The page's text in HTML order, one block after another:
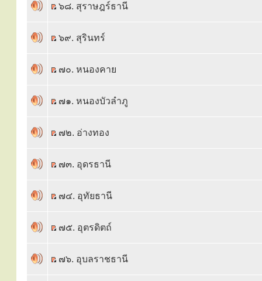
๖๘. สุราษฎร์ธานี
๖๙. สุรินทร์
๗๐. หนองคาย
๗๑. หนองบัวลำภู
๗๒. อ่างทอง
๗๓. อุดรธานี
๗๔. อุทัยธานี
๗๕. อุตรดิตถ์
๗๖. อุบลราชธานี